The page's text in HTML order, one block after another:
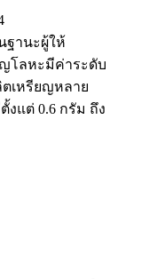
ฐานะผู้ให้
โลหะมีค่าระดับ
เหรียญหลาย
แต่ 0.6 กรัม ถึง